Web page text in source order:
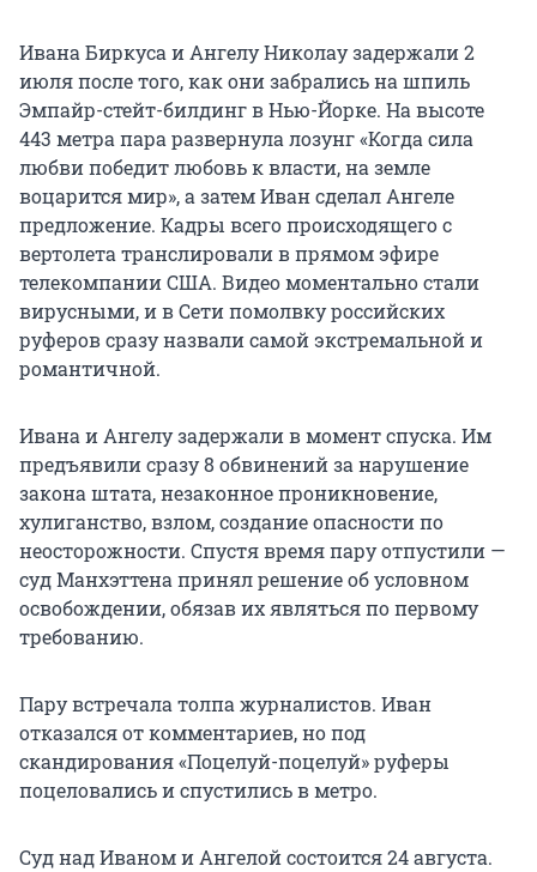
Ивана Биркуса и Ангелу Николау задержали 2
июля после того, как они забрались на шпиль
Эмпайр-стейт-билдинг в Нью-Йорке. На высоте
443 метра пара развернула лозунг «Когда сила
любви победит любовь к власти, на земле
воцарится мир», а затем Иван сделал Ангеле
предложение. Кадры всего происходящего с
вертолета транслировали в прямом эфире
телекомпании США. Видео моментально стали
вирусными, и в Сети помолвку российских
руферов сразу назвали самой экстремальной и
романтичной.
Ивана и Ангелу задержали в момент спуска. Им
предъявили сразу 8 обвинений за нарушение
закона штата, незаконное проникновение,
хулиганство, взлом, создание опасности по
неосторожности. Спустя время пару отпустили —
суд Манхэттена принял решение об условном
освобождении, обязав их являться по первому
требованию.
Пару встречала толпа журналистов. Иван
отказался от комментариев, но под
скандирования «Поцелуй-поцелуй» руферы
поцеловались и спустились в метро.
Суд над Иваном и Ангелой состоится 24 августа.